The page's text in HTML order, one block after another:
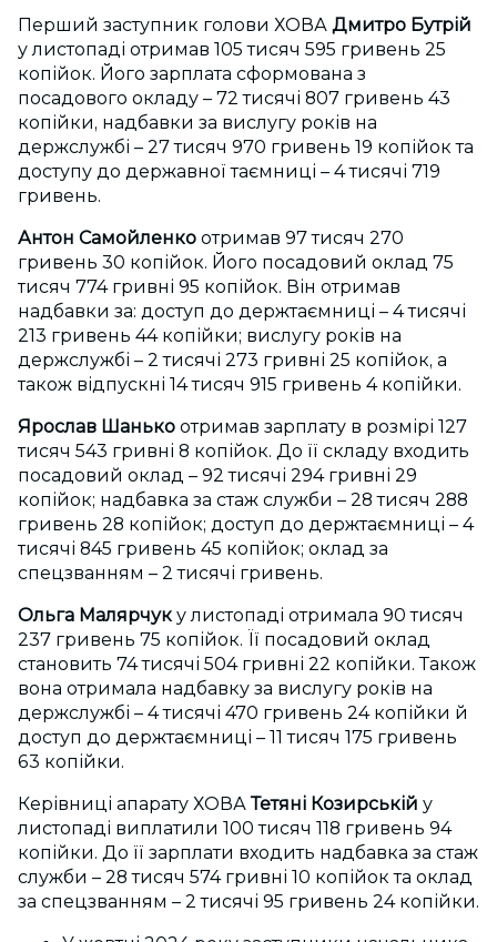
Перший заступник голови ХОВА Дмитро Бутрій
у листопаді отримав 105 тисяч 595 гривень 25
копійок. Його зарплата сформована з
посадового окладу – 72 тисячі 807 гривень 43
копійки, надбавки за вислугу років на
держслужбі – 27 тисяч 970 гривень 19 копійок та
доступу до державної таємниці – 4 тисячі 719
гривень.
Антон Самойленко отримав 97 тисяч 270
гривень 30 копійок. Його посадовий оклад 75
тисяч 774 гривні 95 копійок. Він отримав
надбавки за: доступ до держтаємниці – 4 тисячі
213 гривень 44 копійки; вислугу років на
держслужбі – 2 тисячі 273 гривні 25 копійок, а
також відпускні 14 тисяч 915 гривень 4 копійки.
Ярослав Шанько отримав зарплату в розмірі 127
тисяч 543 гривні 8 копійок. До її складу входить
посадовий оклад – 92 тисячі 294 гривні 29
копійок; надбавка за стаж служби – 28 тисяч 288
гривень 28 копійок; доступ до держтаємниці – 4
тисячі 845 гривень 45 копійок; оклад за
спецзванням – 2 тисячі гривень.
Ольга Малярчук у листопаді отримала 90 тисяч
237 гривень 75 копійок. Її посадовий оклад
становить 74 тисячі 504 гривні 22 копійки. Також
вона отримала надбавку за вислугу років на
держслужбі – 4 тисячі 470 гривень 24 копійки й
доступ до держтаємниці – 11 тисяч 175 гривень
63 копійки.
Керівниці апарату ХОВАТетяні Козирській у
листопаді виплатили 100 тисяч 118 гривень 94
копійки. До її зарплати входить надбавка за стаж
служби – 28 тисяч 574 гривні 10 копійок та оклад
за спецзванням – 2 тисячі 95 гривень 24 копійки.